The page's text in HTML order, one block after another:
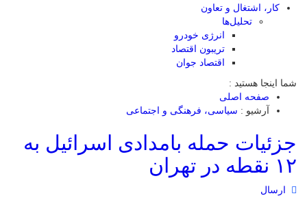
کار، اشتغال و تعاون
تحلیل‌ها
انرژی خودرو
تریبون اقتصاد
اقتصاد جوان
شما اینجا هستید :
صفحه اصلی
آرشیو : سیاسی، فرهنگی و اجتماعی
جزئیات حمله بامدادی اسرائیل به
۱۲ نقطه در تهران
ارسال